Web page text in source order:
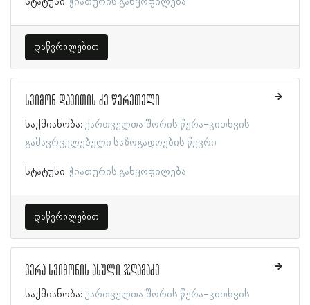
დაწვრილებით
სვიმონ დავითის ძე წერეთელი
საქმიანობა: ქართველთა შორის წერა-კითხვის
გამავრცელებელი საზოგადოების წევრი
სტატუსი: ჭიათურის განყოფილება
დაწვრილებით
ვერა სვიმონის ასული ჯღამაძე
საქმიანობა: ქართველთა შორის წერა-კითხვის